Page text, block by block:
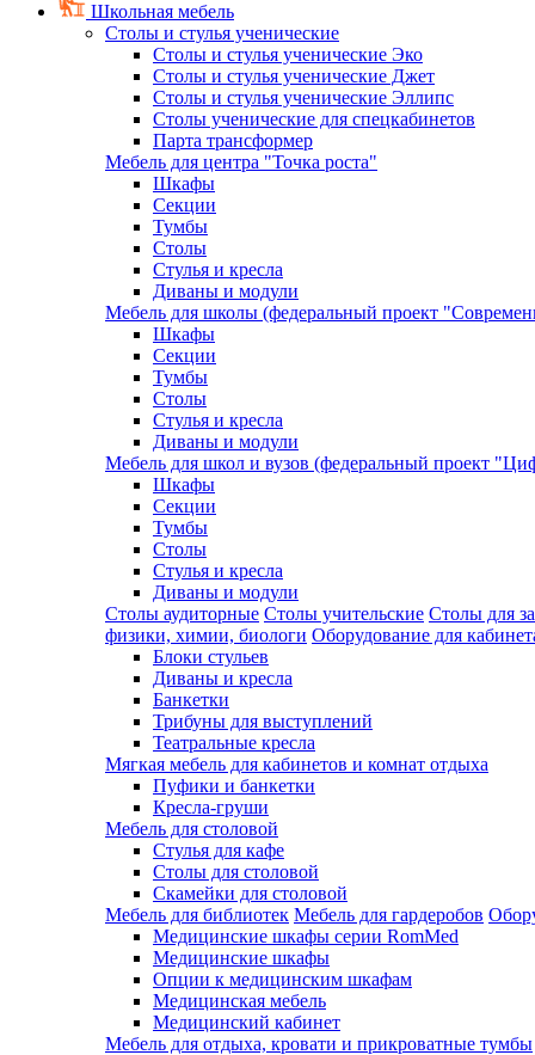
Школьная мебель
Столы и стулья ученические
Столы и стулья ученические Эко
Столы и стулья ученические Джет
Столы и стулья ученические Эллипс
Столы ученические для спецкабинетов
Парта трансформер
Мебель для центра "Точка роста"
Шкафы
Секции
Тумбы
Столы
Стулья и кресла
Диваны и модули
Мебель для школы (федеральный проект
Шкафы
Секции
Тумбы
Столы
Стулья и кресла
Диваны и модули
Мебель для школ и вузов (федеральный проект
Шкафы
Секции
Тумбы
Столы
Стулья и кресла
Диваны и модули
Столы аудиторные Столы учительские Столы для
физики, химии, биологи Оборудование для
Блоки стульев
Диваны и кресла
Банкетки
Трибуны для выступлений
Театральные кресла
Мягкая мебель для кабинетов и комнат отдыха
Пуфики и банкетки
Кресла-груши
Мебель для столовой
Cтулья для кафе
Cтолы для столовой
Скамейки для столовой
Мебель для библиотек Мебель для гардеробов
Медицинские шкафы серии RomMed
Медицинские шкафы
Опции к медицинским шкафам
Медицинская мебель
Медицинский кабинет
Мебель для отдыха, кровати и прикроватные тумбы